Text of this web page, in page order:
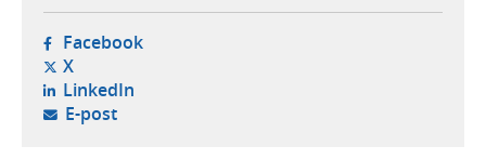
Facebook- öppnas i ny flik, extern webbplats,
X- öppnas i ny flik, extern webbplats,
LinkedIn- öppnas i ny flik, extern webbplats,
E-post- öppnar din e-postklient,